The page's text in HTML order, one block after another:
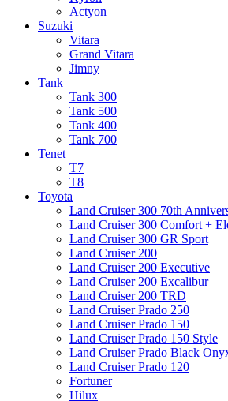
Actyon
Suzuki
Vitara
Grand Vitara
Jimny
Tank
Tank 300
Tank 500
Tank 400
Tank 700
Tenet
T7
T8
Toyota
Land Cruiser 300 70th
Land Cruiser 300 Comfort +
Land Cruiser 300 GR Sport
Land Cruiser 200
Land Cruiser 200 Executive
Land Cruiser 200 Excalibur
Land Cruiser 200 TRD
Land Cruiser Prado 250
Land Cruiser Prado 150
Land Cruiser Prado 150 Style
Land Cruiser Prado Black
Land Cruiser Prado 120
Fortuner
Hilux